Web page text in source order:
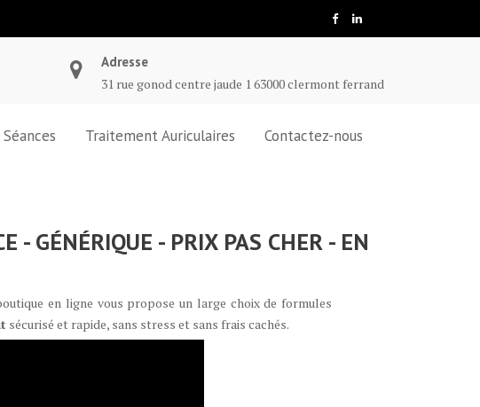
Adresse
31 rue gonod centre jaude 1 63000 clermont ferrand
Séances Traitement Auriculaires Contactez-nous
- GÉNÉRIQUE - PRIX PAS CHER - EN
en ligne vous propose un large choix de formules
sécurisé et rapide, sans stress et sans frais cachés.